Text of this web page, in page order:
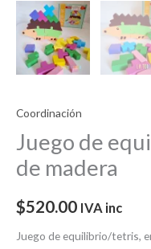
Coordinación
Juego de
de madera
$520.00 IVA inc
Juego de equilibrio/tetris,